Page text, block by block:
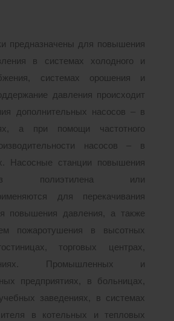
предназначены для повышения
в системах холодного и
системах орошения и
давления происходит
дополнительных насосов – в
а при помощи частотного
насосов – в
Насосные станции повышения
полиэтилена или
для перекачивания
повышения давления, а также
пожаротушения в высотных
торговых центрах,
Промышленных и
предприятиях, в больницах,
заведениях, в системах
в котельных и тепловых